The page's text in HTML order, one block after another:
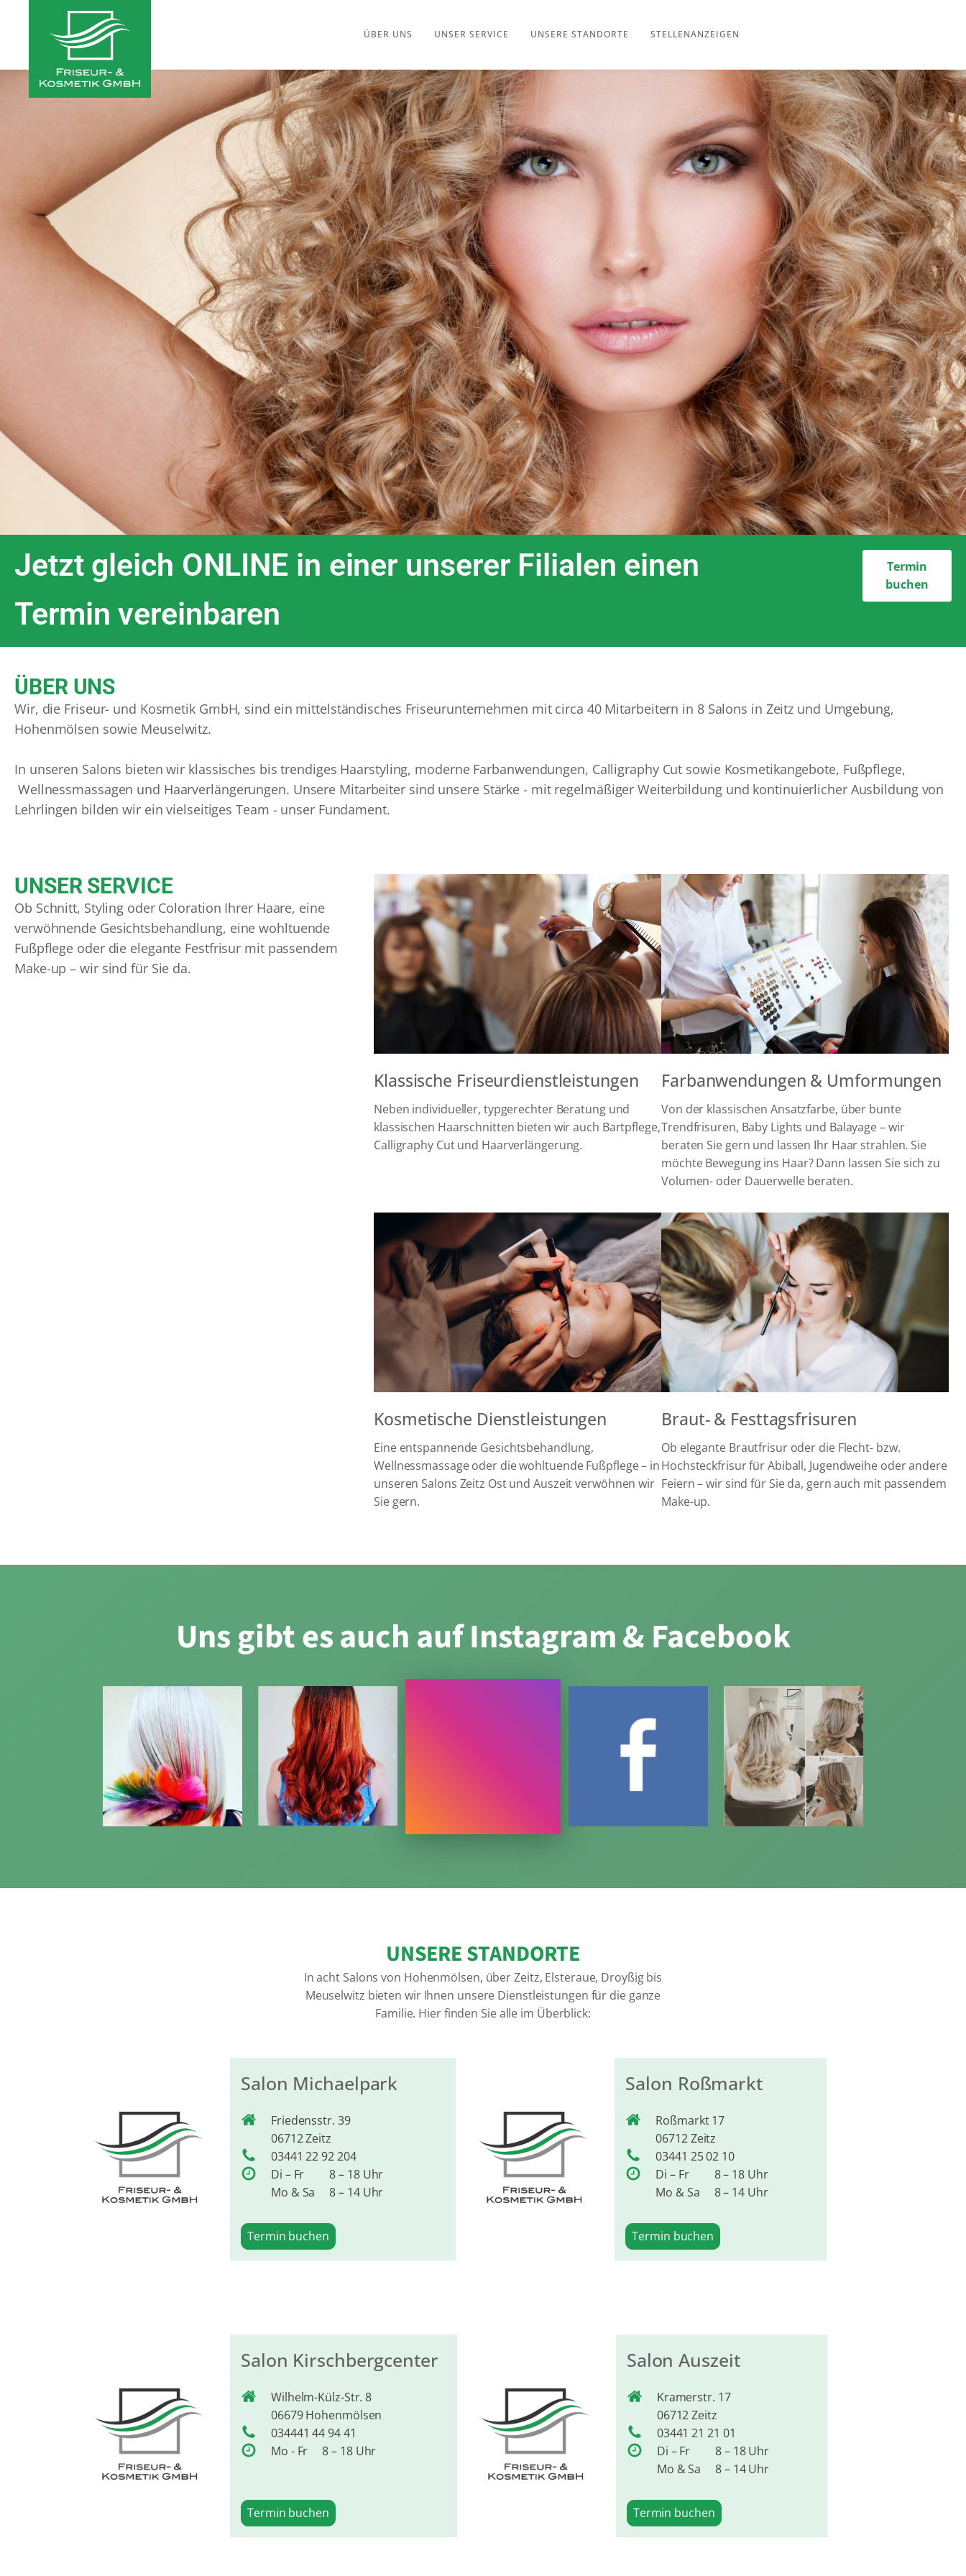
ÜBER UNS UNSER SERVICE UNSERE STANDORTE STELLENANZEIGEN
Jetzt gleich ONLINE in einer unserer Filialen einen
Termin vereinbaren
Termin
buchen
ÜBER UNS
Wir, die Friseur- und Kosmetik GmbH, sind ein mittelständisches Friseurunternehmen mit circa 40 Mitarbeitern in 8 Salons in Zeitz und Umgebung,
Hohenmölsen sowie Meuselwitz.
In unseren Salons bieten wir klassisches bis trendiges Haarstyling, moderne Farbanwendungen, Calligraphy Cut sowie Kosmetikangebote, Fußpflege,
Wellnessmassagen und Haarverlängerungen. Unsere Mitarbeiter sind unsere Stärke - mit regelmäßiger Weiterbildung und kontinuierlicher Ausbildung von
Lehrlingen bilden wir ein vielseitiges Team - unser Fundament.
UNSER SERVICE
Ob Schnitt, Styling oder Coloration Ihrer Haare, eine
verwöhnende Gesichtsbehandlung, eine wohltuende
Fußpflege oder die elegante Festfrisur mit passendem
Make-up – wir sind für Sie da.
Klassische Friseurdienstleistungen
Neben individueller, typgerechter Beratung und
klassischen Haarschnitten bieten wir auch Bartpflege,
Calligraphy Cut und Haarverlängerung.
Farbanwendungen & Umformungen
Von der klassischen Ansatzfarbe, über bunte
Trendfrisuren, Baby Lights und Balayage – wir
beraten Sie gern und lassen Ihr Haar strahlen. Sie
möchte Bewegung ins Haar? Dann lassen Sie sich zu
Volumen- oder Dauerwelle beraten.
Kosmetische Dienstleistungen
Eine entspannende Gesichtsbehandlung,
Wellnessmassage oder die wohltuende Fußpflege – in
unseren Salons Zeitz Ost und Auszeit verwöhnen wir
Sie gern.
Braut- & Festtagsfrisuren
Ob elegante Brautfrisur oder die Flecht- bzw.
Hochsteckfrisur für Abiball, Jugendweihe oder andere
Feiern – wir sind für Sie da, gern auch mit passendem
Make-up.
Uns gibt es auch auf Instagram & Facebook
UNSERE STANDORTE
In acht Salons von Hohenmölsen, über Zeitz, Elsteraue, Droyßig bis
Meuselwitz bieten wir Ihnen unsere Dienstleistungen für die ganze
Familie. Hier finden Sie alle im Überblick:
Salon Michaelpark
Friedensstr. 39
06712 Zeitz
03441 22 92 204
Di – Fr
Mo & Sa
8 – 18 Uhr
8 – 14 Uhr
Termin buchen
Salon Roßmarkt
Roßmarkt 17
06712 Zeitz
03441 25 02 10
Di – Fr
Mo & Sa
8 – 18 Uhr
8 – 14 Uhr
Termin buchen
Salon Kirschbergcenter
Wilhelm-Külz-Str. 8
06679 Hohenmölsen
034441 44 94 41
Mo - Fr
8 – 18 Uhr
Termin buchen
Salon Auszeit
Kramerstr. 17
06712 Zeitz
03441 21 21 01
Di – Fr
Mo & Sa
8 – 18 Uhr
8 – 14 Uhr
Termin buchen